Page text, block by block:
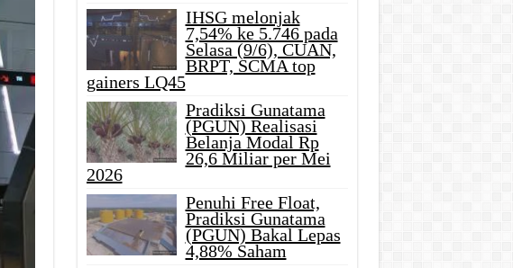
IHSG melonjak
7,54% ke 5.746 pada
Selasa (9/6), CUAN,
BRPT, SCMA top
gainers LQ45
Pradiksi Gunatama
(PGUN) Realisasi
Belanja Modal Rp
26,6 Miliar per Mei
2026
Penuhi Free Float,
Pradiksi Gunatama
(PGUN) Bakal Lepas
4,88% Saham